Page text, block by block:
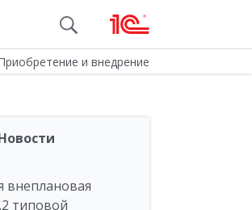
и внедрение
типовой